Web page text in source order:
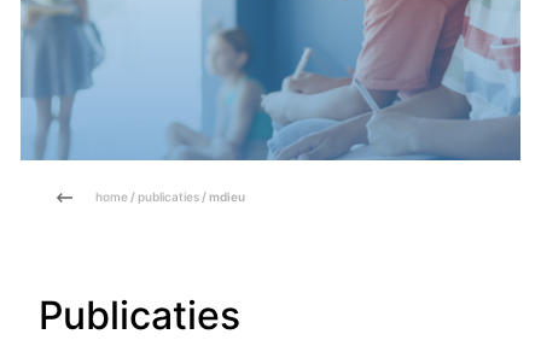
home / publicaties / mdieu
Publicaties